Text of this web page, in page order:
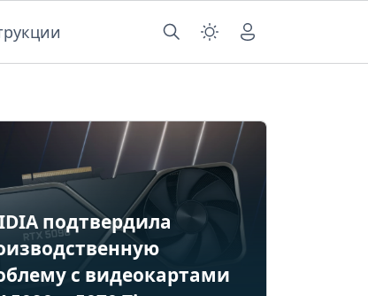
подтвердила
с видеокартами